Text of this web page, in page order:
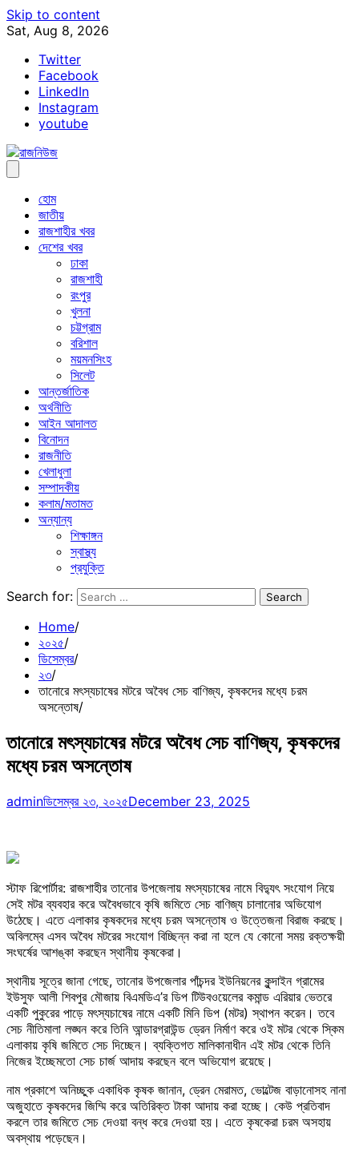
Skip to content
Sat, Aug 8, 2026
Twitter
Facebook
LinkedIn
Instagram
youtube
হোম
জাতীয়
রাজশাহীর খবর
দেশের খবর
ঢাকা
রাজশাহী
রংপুর
খুলনা
চট্টগ্রাম
বরিশাল
ময়মনসিংহ
সিলেট
আন্তর্জাতিক
অর্থনীতি
আইন আদালত
বিনোদন
রাজনীতি
খেলাধুলা
সম্পাদকীয়
কলাম/মতামত
অন্যান্য
শিক্ষাঙ্গন
স্বাস্থ্য
প্রযুক্তি
Search for:
Home
২০২৫
ডিসেম্বর
২৩
তানোরে মৎস্যচাষের মটরে অবৈধ সেচ বাণিজ্য, কৃষকদের মধ্যে চরম
অসন্তোষ
তানোরে মৎস্যচাষের মটরে অবৈধ সেচ বাণিজ্য, কৃষকদের
মধ্যে চরম অসন্তোষ
adminডিসেম্বর ২৩, ২০২৫December 23, 2025
স্টাফ রিপোর্টার: রাজশাহীর তানোর উপজেলায় মৎস্যচাষের নামে বিদ্যুৎ সংযোগ নিয়ে
সেই মটর ব্যবহার করে অবৈধভাবে কৃষি জমিতে সেচ বাণিজ্য চালানোর অভিযোগ
উঠেছে। এতে এলাকার কৃষকদের মধ্যে চরম অসন্তোষ ও উত্তেজনা বিরাজ করছে।
অবিলম্বে এসব অবৈধ মটরের সংযোগ বিচ্ছিন্ন করা না হলে যে কোনো সময় রক্তক্ষয়ী
সংঘর্ষের আশঙ্কা করছেন স্থানীয় কৃষকেরা।
স্থানীয় সূত্রে জানা গেছে, তানোর উপজেলার পাঁচন্দর ইউনিয়নের কুন্দাইন গ্রামের
ইউসুফ আলী শিবপুর মৌজায় বিএমডিএ’র ডিপ টিউবওয়েলের কমান্ড এরিয়ার ভেতরে
একটি পুকুরের পাড়ে মৎস্যচাষের নামে একটি মিনি ডিপ (মটর) স্থাপন করেন। তবে
সেচ নীতিমালা লঙ্ঘন করে তিনি আন্ডারগ্রাউন্ড ড্রেন নির্মাণ করে ওই মটর থেকে স্কিম
এলাকায় কৃষি জমিতে সেচ দিচ্ছেন। ব্যক্তিগত মালিকানাধীন এই মটর থেকে তিনি
নিজের ইচ্ছেমতো সেচ চার্জ আদায় করছেন বলে অভিযোগ রয়েছে।
নাম প্রকাশে অনিচ্ছুক একাধিক কৃষক জানান, ড্রেন মেরামত, ভোল্টেজ বাড়ানোসহ নানা
অজুহাতে কৃষকদের জিম্মি করে অতিরিক্ত টাকা আদায় করা হচ্ছে। কেউ প্রতিবাদ
করলে তার জমিতে সেচ দেওয়া বন্ধ করে দেওয়া হয়। এতে কৃষকেরা চরম অসহায়
অবস্থায় পড়েছেন।